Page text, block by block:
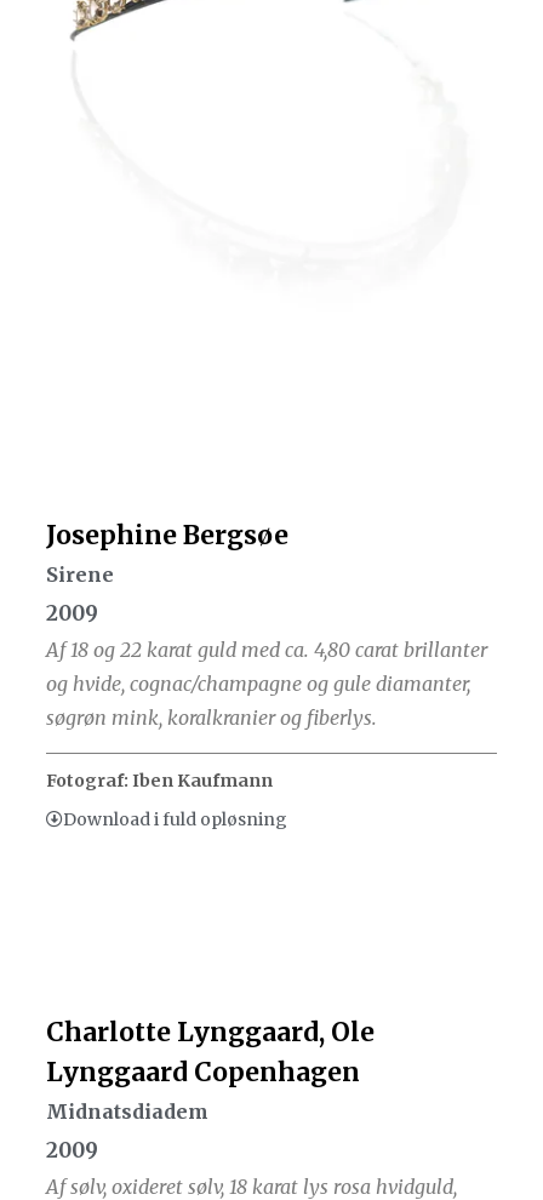
Josephine Bergsøe
Sirene
2009
Af 18 og 22 karat guld med ca. 4,80 carat brillanter
og hvide, cognac/champagne og gule diamanter,
søgrøn mink, koralkranier og fiberlys.
Fotograf: Iben Kaufmann
Download i fuld opløsning
Charlotte Lynggaard, Ole
Lynggaard Copenhagen
Midnatsdiadem
2009
Af sølv, oxideret sølv, 18 karat lys rosa hvidguld,